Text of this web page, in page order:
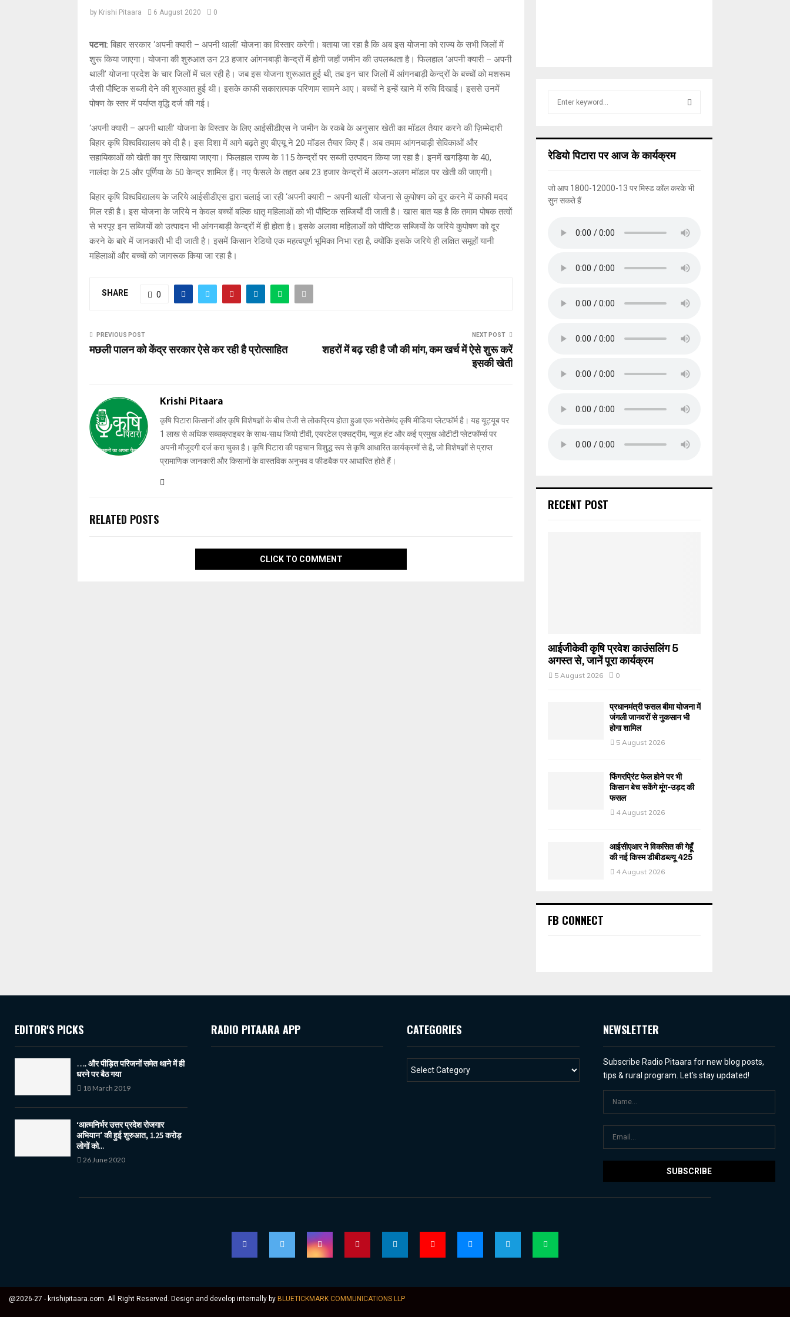
by Krishi Pitaara 6 August 2020 0
पटना: बिहार सरकार ‘अपनी क्यारी – अपनी थाली’ योजना का विस्तार करेगी। बताया जा रहा है कि अब इस योजना को राज्य के सभी जिलों में
शुरू किया जाएगा। योजना की शुरुआत उन 23 हजार आंगनबाड़ी केन्द्रों में होगी जहाँ जमीन की उपलब्धता है। फिलहाल ‘अपनी क्यारी – अपनी
थाली’ योजना प्रदेश के चार जिलों में चल रही है। जब इस योजना शुरूआत हुई थी, तब इन चार जिलों में आंगनबाड़ी केन्द्रों के बच्चों को मशरूम
जैसी पौष्टिक सब्जी देने की शुरुआत हुई थी। इसके काफी सकारात्मक परिणाम सामने आए। बच्चों ने इन्हें खाने में रुचि दिखाई। इससे उनमें
पोषण के स्तर में पर्याप्त वृद्धि दर्ज की गई।
‘अपनी क्यारी – अपनी थाली’ योजना के विस्तार के लिए आईसीडीएस ने जमीन के रकबे के अनुसार खेती का मॉडल तैयार करने की ज़िम्मेदारी
बिहार कृषि विश्वविद्यालय को दी है। इस दिशा में आगे बढ़ते हुए बीएयू ने 20 मॉडल तैयार किए हैं। अब तमाम आंगनबाड़ी सेविकाओं और
सहायिकाओं को खेती का गुर सिखाया जाएगा। फिलहाल राज्य के 115 केन्द्रों पर सब्जी उत्पादन किया जा रहा है। इनमें खगड़िया के 40,
नालंदा के 25 और पूर्णिया के 50 केन्द्र शामिल हैं। नए फैसले के तहत अब 23 हजार केन्द्रों में अलग-अलग मॉडल पर खेती की जाएगी।
बिहार कृषि विश्वविद्यालय के जरिये आईसीडीएस द्वारा चलाई जा रही ‘अपनी क्यारी – अपनी थाली’ योजना से कुपोषण को दूर करने में काफी मदद
मिल रही है। इस योजना के जरिये न केवल बच्चों बल्कि धातृ महिलाओं को भी पौष्टिक सब्जियाँ दी जाती है। खास बात यह है कि तमाम पोषक तत्वों
से भरपूर इन सब्जियों को उत्पादन भी आंगनबाड़ी केन्द्रों में ही होता है। इसके अलावा महिलाओं को पौष्टिक सब्जियों के जरिये कुपोषण को दूर
करने के बारे में जानकारी भी दी जाती है। इसमें किसान रेडियो एक महत्वपूर्ण भूमिका निभा रहा है, क्योंकि इसके जरिये ही लक्षित समूहों यानी
महिलाओं और बच्चों को जागरूक किया जा रहा है।
SHARE 0
PREVIOUS POST
मछली पालन को केंद्र सरकार ऐसे कर रही है प्रोत्साहित
NEXT POST
शहरों में बढ़ रही है जौ की मांग, कम खर्च में ऐसे शुरू करें
इसकी खेती
Krishi Pitaara
कृषि पिटारा किसानों और कृषि विशेषज्ञों के बीच तेजी से लोकप्रिय होता हुआ एक भरोसेमंद कृषि मीडिया प्लेटफॉर्म है। यह यूट्यूब पर
1 लाख से अधिक सब्सक्राइबर के साथ-साथ जियो टीवी, एयरटेल एक्सट्रीम, न्यूज़ हंट और कई प्रमुख ओटीटी प्लेटफॉर्म्स पर
अपनी मौजूदगी दर्ज करा चुका है। कृषि पिटारा की पहचान विशुद्ध रूप से कृषि आधारित कार्यक्रमों से है, जो विशेषज्ञों से प्राप्त
प्रामाणिक जानकारी और किसानों के वास्तविक अनुभव व फीडबैक पर आधारित होते हैं।
RELATED POSTS
CLICK TO COMMENT
h
रेडियो पिटारा पर आज के कार्यक्रम
जो आप 1800-12000-13 पर मिस्ड कॉल करके भी
सुन सकते हैं
RECENT POST
आईजीकेवी कृषि प्रवेश काउंसलिंग 5
अगस्त से, जानें पूरा कार्यक्रम
5 August 2026 0
प्रधानमंत्री फसल बीमा योजना में
जंगली जानवरों से नुकसान भी
होगा शामिल
5 August 2026
फिंगरप्रिंट फेल होने पर भी
किसान बेच सकेंगे मूंग-उड़द की
फसल
4 August 2026
आईसीएआर ने विकसित की गेहूँ
की नई किस्म डीबीडब्ल्यू 425
4 August 2026
FB CONNECT
EDITOR'S PICKS
…. और पीड़ित परिजनों समेत थाने में ही
धरने पर बैठ गया
18 March 2019
‘आत्मनिर्भर उत्तर प्रदेश रोजगार
अभियान’ की हुई शुरुआत, 1.25 करोड़
लोगों को...
26 June 2020
RADIO PITAARA APP CATEGORIES NEWSLETTER
Subscribe Radio Pitaara for new blog posts,
tips & rural program. Let's stay updated!
@2026-27 - krishipitaara.com. All Right Reserved. Design and develop internally by BLUETICKMARK COMMUNICATIONS LLP